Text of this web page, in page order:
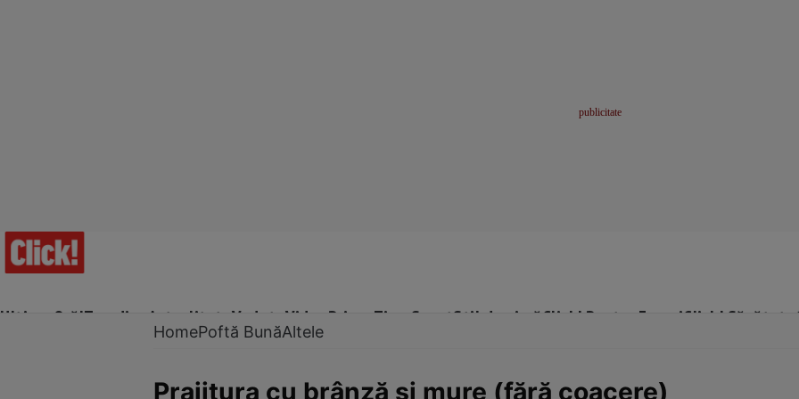
Ultima Oră!Trending Actualitate Vedete Video Prime Time SportStil de viațăClick! Pentru FemeiClick! Sănătate
HomePoftă BunăAltele
Prajitura cu brânză şi mure (fără coacere)